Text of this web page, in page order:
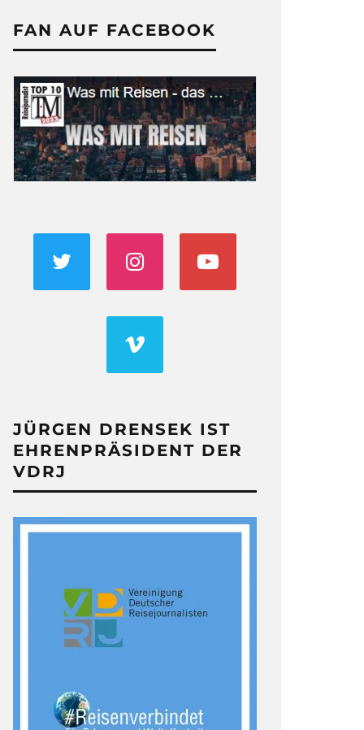
FAN AUF FACEBOOK
JÜRGEN DRENSEK IST
EHRENPRÄSIDENT DER
VDRJ